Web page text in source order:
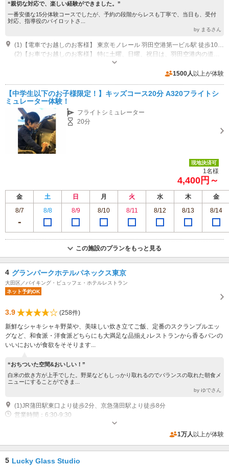
“親切な対応で、楽しい経験ができました。”
一番安価な15分体験コースでしたが、予約の段階からレスも丁寧で、当日も、受付
対応、指導役のパイロットさ...
by まるさん
(1)【電車でお越しのお客様】 東京モノレール 羽田空港第一ビル駅 徒歩10分 京浜急行電鉄空港線 羽田空港国内線ターミナル駅 徒歩10分
近隣駐車場あり（有料）4000台 羽田空港の駐車場をご利用ください。尚、土日祝日は朝早くに満車となり、数時間待ちとなる恐れもございます。できる限り公共交通機関をご利用いただきますよう、ご協力をお願いいたします。
1500人 以上が体験
【中学生以下のお子様限定！】キッズコース20分 A320フライトシ
ミュレーター体験！
フライトシミュレーター
20分
現地決済可
1名様
4,400円～
金 土 日 月 火 水 木
金
8/7
8/8 8/9 8/10 8/11 8/12 8/13 8/14
この施設のプランをもっと見る
4 グランパークホテルパネックス東京
大田区／バイキング・ビュッフェ・ホテルレストラン
ネット予約OK
3.9
(258件)
新鮮なシャキシャキ野菜や、美味しい炊き立てご飯、定番のスクランブルエッ
グなど、和食派・洋食派どちらにも大満足な品揃え♪レストランから香るパンの
いいにおいが食欲をそそります...
“おちついた空間&おいしい！”
白米の炊き方が上手でした。野菜などもしっかり取れるのでバランスの取れた朝食メ
ニューにすることができま...
by ゆでさん
(1)JR蒲田駅東口より徒歩2分、京急蒲田駅より徒歩8分
営業時間：6:30-9:30
1万人 以上が体験
5 Lucky Glass Studio